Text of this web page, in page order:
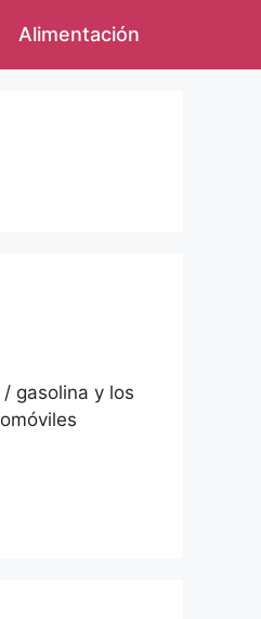
Alimentación
gasolina y los